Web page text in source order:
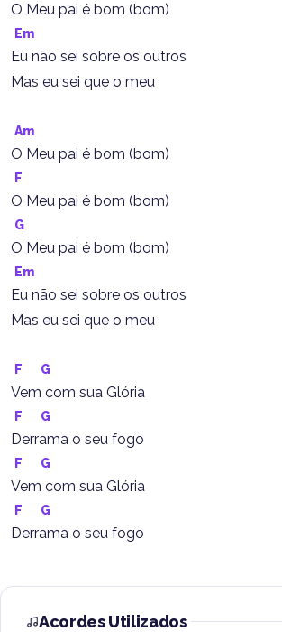
O Meu pai é bom (bom)
Em
Eu não sei sobre os outros
Mas eu sei que o meu
Am
O Meu pai é bom (bom)
F
O Meu pai é bom (bom)
G
O Meu pai é bom (bom)
Em
Eu não sei sobre os outros
Mas eu sei que o meu
F G
Vem com sua Glória
F G
Derrama o seu fogo
F G
Vem com sua Glória
F G
Derrama o seu fogo
Acordes Utilizados